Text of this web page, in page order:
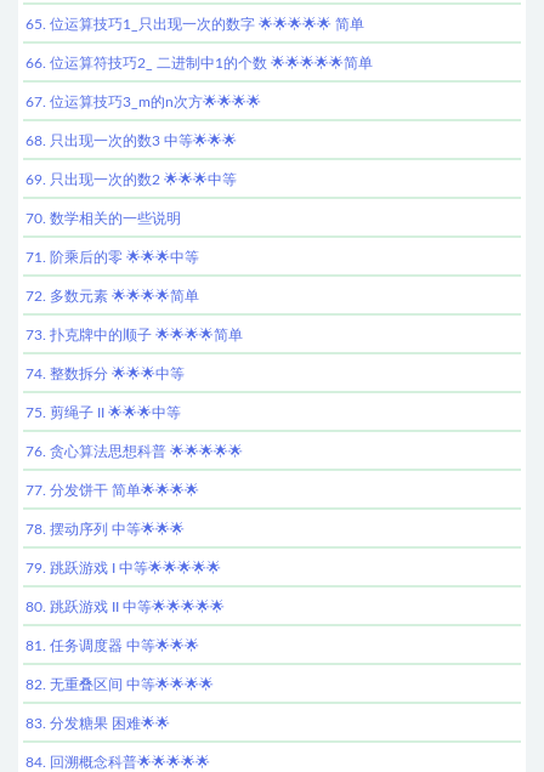
65. 位运算技巧1_只出现一次的数字 🌟🌟🌟🌟🌟 简单
66. 位运算符技巧2_ 二进制中1的个数 🌟🌟🌟🌟🌟简单
67. 位运算技巧3_m的n次方🌟🌟🌟🌟
68. 只出现一次的数3 中等🌟🌟🌟
69. 只出现一次的数2 🌟🌟🌟中等
70. 数学相关的一些说明
71. 阶乘后的零 🌟🌟🌟中等
72. 多数元素 🌟🌟🌟🌟简单
73. 扑克牌中的顺子 🌟🌟🌟🌟简单
74. 整数拆分 🌟🌟🌟中等
75. 剪绳子 II 🌟🌟🌟中等
76. 贪心算法思想科普 🌟🌟🌟🌟🌟
77. 分发饼干 简单🌟🌟🌟🌟
78. 摆动序列 中等🌟🌟🌟
79. 跳跃游戏 I 中等🌟🌟🌟🌟🌟
80. 跳跃游戏 II 中等🌟🌟🌟🌟🌟
81. 任务调度器 中等🌟🌟🌟
82. 无重叠区间 中等🌟🌟🌟🌟
83. 分发糖果 困难🌟🌟
84. 回溯概念科普🌟🌟🌟🌟🌟